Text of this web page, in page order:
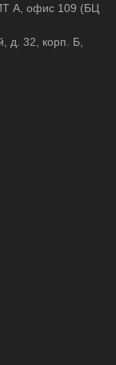
А, офис 109 (БЦ
д. 32, корп. Б,